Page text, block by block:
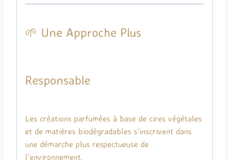
🌱 Une Approche Plus
Responsable
Les créations parfumées à base de cires végétales
et de matières biodégradables s’inscrivent dans
une démarche plus respectueuse de
l’environnement.